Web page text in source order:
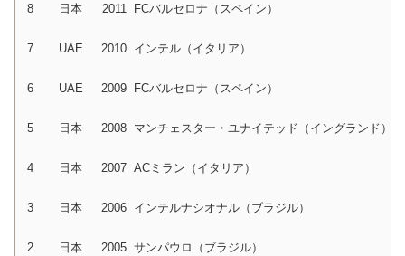
8 日本 2011 FCバルセロナ（スペイン）
7 UAE 2010 インテル（イタリア）
6 UAE 2009 FCバルセロナ（スペイン）
5 日本 2008 マンチェスター・ユナイテッド（イングランド）
4 日本 2007 ACミラン（イタリア）
3 日本 2006 インテルナシオナル（ブラジル）
2 日本 2005 サンパウロ（ブラジル）